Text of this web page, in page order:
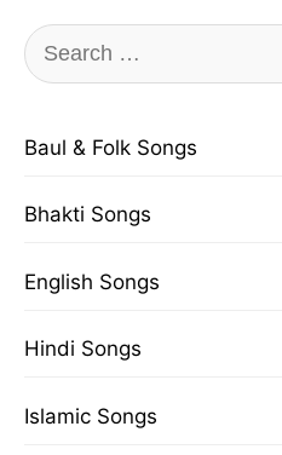
Search
for:
Baul & Folk Songs
Bhakti Songs
English Songs
Hindi Songs
Islamic Songs